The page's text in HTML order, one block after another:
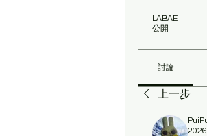
LABAE
公開
討論
上一步